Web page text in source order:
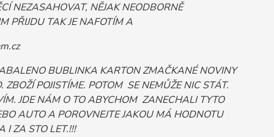
NEZASAHOVAT, NĚJAK NEODBORNĚ
PŘIJDU TAK JE NAFOTÍM A
BUBLINKA KARTON ZMAČKANÉ NOVINY
POJISTÍME. POTOM SE NEMŮŽE NIC STÁT.
JDE NÁM O TO ABYCHOM ZANECHALI TYTO
AUTO A POROVNEJTE JAKOU MÁ HODNOTU
I ZA STO LET.!!!